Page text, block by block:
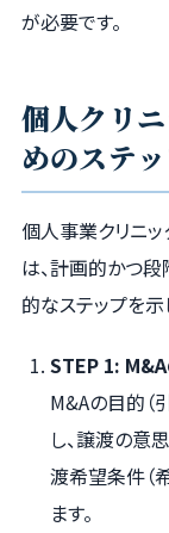
が必要です。
個人クリ
めのステ
個人事業クリニ
は、計画的かつ
的なステップを示
STEP 1:
M&Aの目的（
し、譲渡の意
渡希望条件（
ます。